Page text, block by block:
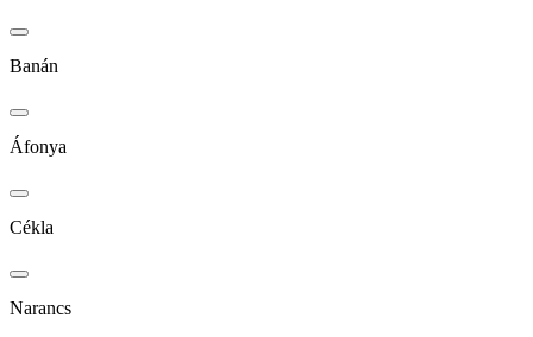
Banán
Áfonya
Cékla
Narancs